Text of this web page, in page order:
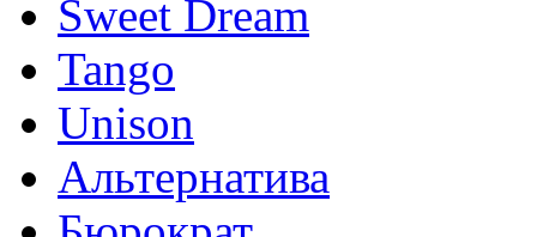
Sweet Dream
Tango
Unison
Альтернатива